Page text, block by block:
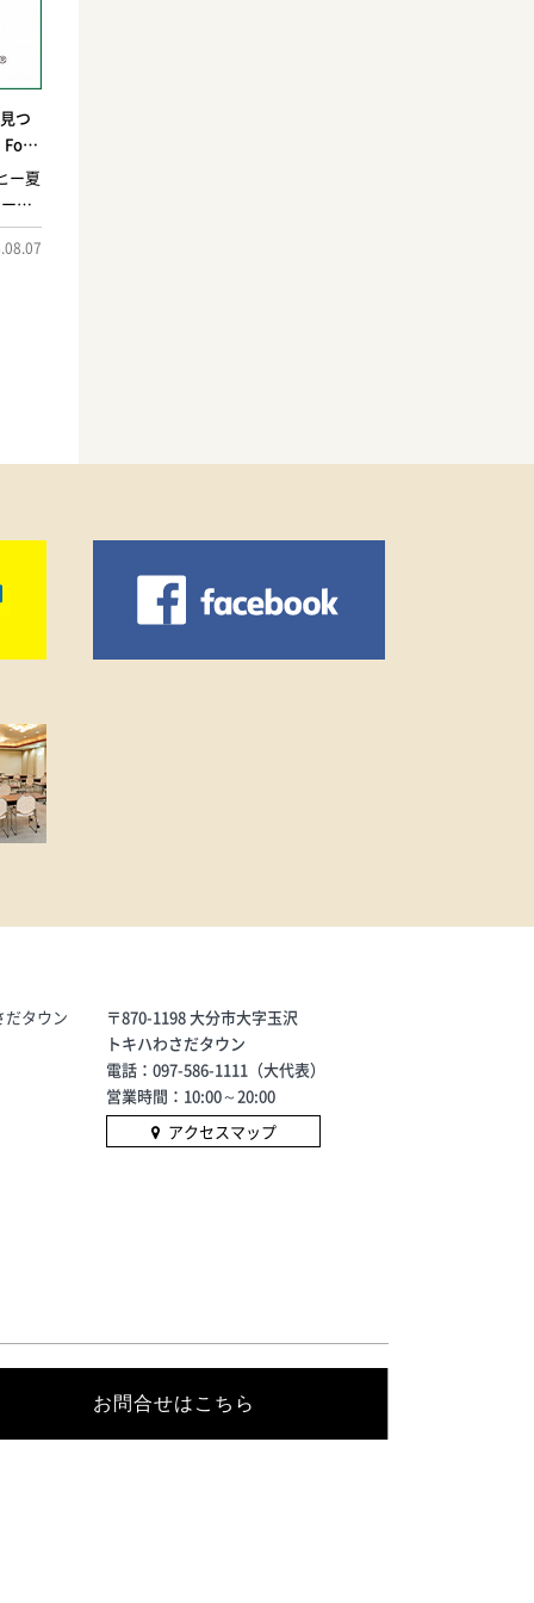
つ
夏の
環
ー夏
バ
ー
な
ぶ
イ
の環
ど
ン
＜
(コ
ス消
〜
地
4
環
開
リス
だタウン
〒870-1198 大分市大字玉沢
トキハわさだタウン
電話：097-586-1111（大代表）
営業時間：10:00～20:00
アクセスマップ
お問合せはこちら